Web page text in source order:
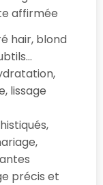
affirmée
hair, blond
lissage
précis et